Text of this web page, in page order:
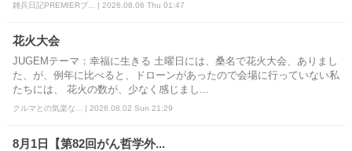
雑兵日記PREMIERブ... | 2026.08.06 Thu 01:47
花火大会
JUGEMテーマ：幸福に生きる 土曜日には、桑名で花火大会、ありまし
た、が、例年に比べると、ドローンがあったので会場に行っていない私
たちには、 花火の数が、少なく感じまし...
クルマとの気楽な... | 2026.08.02 Sun 21:29
8月1日【第82回がん哲学外...